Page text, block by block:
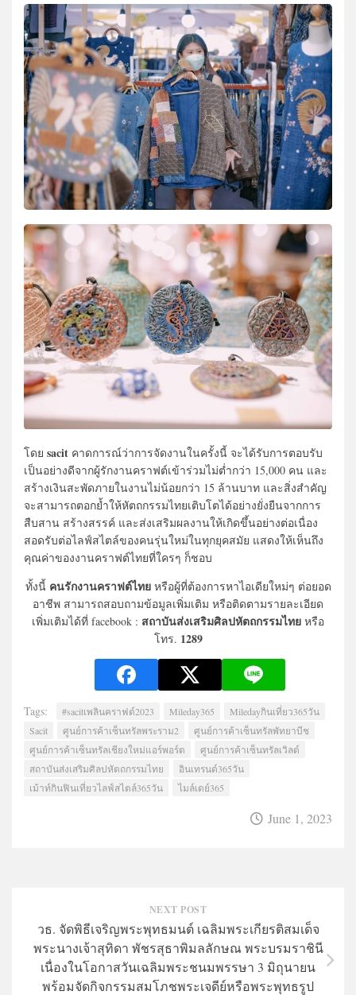
โดย sacit คาดการณ์ว่าการจัดงานในครั้งนี้ จะได้รับการตอบรับ
เป็นอย่างดีจากผู้รักงานคราฟต์เข้าร่วมไม่ต่ำกว่า 15,000 คน และ
สร้างเงินสะพัดภายในงานไม่น้อยกว่า 15 ล้านบาท และสิ่งสำคัญ
จะสามารถตอกย้ำให้หัตถกรรมไทยเติบโตได้อย่างยั่งยืนจากการ
สืบสาน สร้างสรรค์ และส่งเสริมผลงานให้เกิดขึ้นอย่างต่อเนื่อง
สอดรับต่อไลฟ์สไตล์ของคนรุ่นใหม่ในทุกยุคสมัย แสดงให้เห็นถึง
คุณค่าของงานคราฟต์ไทยที่ใครๆ ก็ชอบ
ทั้งนี้ คนรักงานคราฟต์ไทยหรือผู้ที่ต้องการหาไอเดียใหม่ๆ ต่อยอด
อาชีพ สามารถสอบถามข้อมูลเพิ่มเติม หรือติดตามรายละเอียด
เพิ่มเติมได้ที่ facebook : สถาบันส่งเสริมศิลปหัตถกรรมไทย หรือ
โทร. 1289
Tags: #sacitเพลินคราฟต์2023 Mileday365
Miledayกินเที่ยว365วัน
Sacit
ศูนย์การค้าเซ็นทรัลพระราม2
ศูนย์การค้าเซ็นทรัลพัทยาบีช
ศูนย์การค้าเซ็นทรัลเชียงใหม่แอร์พอร์ต
ศูนย์การค้าเซ็นทรัลเวิลด์
สถาบันส่งเสริมศิลปหัตถกรรมไทย
อินเทรนด์365วัน
เม้าท์กินฟินเที่ยวไลฟ์สไตล์365วัน
ไมล์เดย์365
June 1, 2023
NEXT POST
วธ. จัดพิธีเจริญพระพุทธมนต์ เฉลิมพระเกียรติสมเด็จ
พระนางเจ้าสุทิดา พัชรสุธาพิมลลักษณ พระบรมราชินี
เนื่องในโอกาสวันเฉลิมพระชนมพรรษา 3 มิถุนายน
พร้อมจัดกิจกรรมสมโภชพระเจดีย์หรือพระพุทธรูป